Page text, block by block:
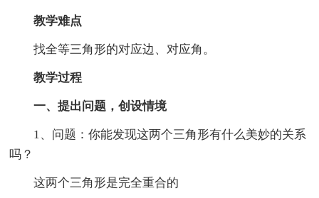
教学难点
找全等三角形的对应边、对应角。
教学过程
一、提出问题，创设情境
1、问题：你能发现这两个三角形有什么美妙的关系
吗？
这两个三角形是完全重合的